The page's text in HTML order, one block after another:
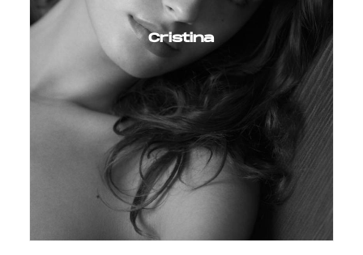
Cristina